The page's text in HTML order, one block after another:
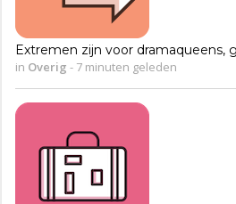
Extremen zijn voor dramaqueens,
in Overig -7 minuten geleden